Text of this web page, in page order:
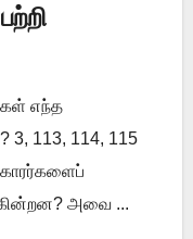
எந்த
3, 113, 114, 115
அவை ...